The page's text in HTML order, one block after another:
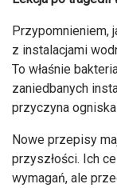
Przypomnieniem,
z instalacjami
To właśnie
zaniedbanych
przyczyna
Nowe przepisy
przyszłości. Ich
wymagań, ale